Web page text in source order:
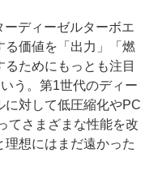
ディーゼルターボエ
る価値を「出力」「燃
ためにもっとも注目
う。第1世代のディー
に対して低圧縮化やPC
てさまざまな性能を改
想にはまだ遠かった